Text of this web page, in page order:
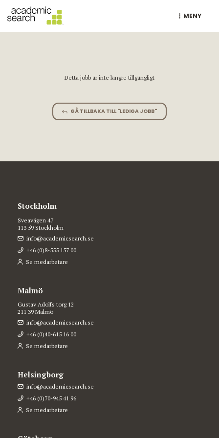
MENY
Detta jobb är inte längre tillgängligt
GÅ TILLBAKA TILL "LEDIGA JOBB"
Stockholm
Sveavägen 47
113 59 Stockholm
info@academicsearch.se
+46 (0)8-555 157 00
Se medarbetare
Malmö
Gustav Adolfs torg 12
211 39 Malmö
info@academicsearch.se
+46 (0)40-615 16 00
Se medarbetare
Helsingborg
info@academicsearch.se
+46 (0)70-945 41 96
Se medarbetare